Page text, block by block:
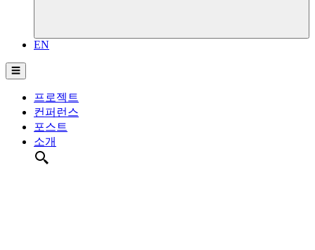
EN
☰
프로젝트
컨퍼런스
포스트
소개